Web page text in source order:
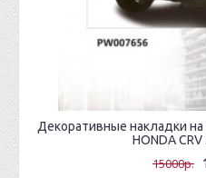
Декоративные накладки
HONDA
15000р.